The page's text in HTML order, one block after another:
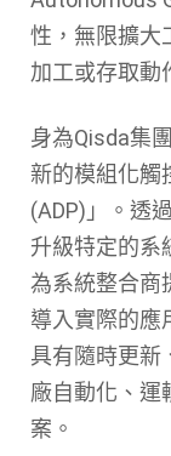
性，無限擴大
加工或存取動
身為Qisda集
新的模組化觸
(ADP)」。透
升級特定的系
為系統整合商
導入實際的應
具有隨時更新
廠自動化、運
案。